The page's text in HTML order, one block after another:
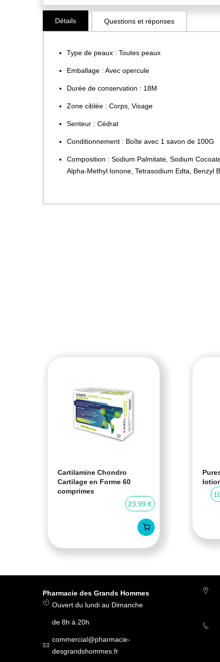
Skip
the
Détails
Type de peaux : Toutes peaux
Emballage : Avec opercule
Durée de conservation : 18M
Zone ciblée : Corps, Visage
Senteur : Cédrat
Conditionnement : Boîte avec 1 savon de 100G
Composition : Sodium Palmitate, Sodium
Alpha-Methyl Ionone, Tetrasodium Edta, Benzyl
Questions et réponses
Cartilamine Chondro
Cartilage en Forme 60
comprimes
23,99 €
Pharmacie des Grands Hommes
Ouvert du lundi au Dimanche
de 8h à 20h
commercial@pharmacie-
desgrandshommes.fr